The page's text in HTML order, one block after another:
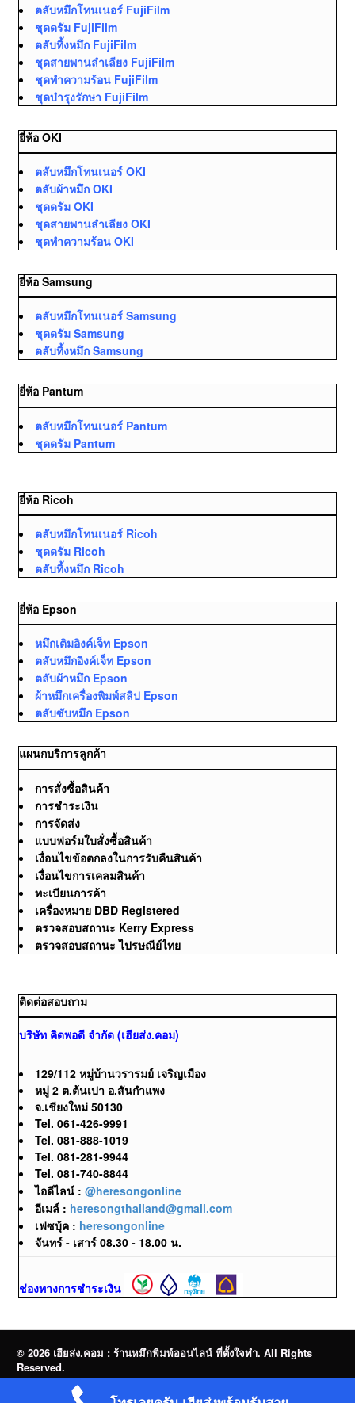
ตลับหมึกโทนเนอร์ FujiFilm
ชุดดรัม FujiFilm
ตลับทิ้งหมึก FujiFilm
ชุดสายพานลำเลียง FujiFilm
ชุดทำความร้อน FujiFilm
ชุดบำรุงรักษา FujiFilm
ยี่ห้อ OKI
ตลับหมึกโทนเนอร์ OKI
ตลับผ้าหมึก OKI
ชุดดรัม OKI
ชุดสายพานลำเลียง OKI
ชุดทำความร้อน OKI
ยี่ห้อ Samsung
ตลับหมึกโทนเนอร์ Samsung
ชุดดรัม Samsung
ตลับทิ้งหมึก Samsung
ยี่ห้อ Pantum
ตลับหมึกโทนเนอร์ Pantum
ชุดดรัม Pantum
ยี่ห้อ Ricoh
ตลับหมึกโทนเนอร์ Ricoh
ชุดดรัม Ricoh
ตลับทิ้งหมึก Ricoh
ยี่ห้อ Epson
หมึกเติมอิงค์เจ็ท Epson
ตลับหมึกอิงค์เจ็ท Epson
ตลับผ้าหมึก Epson
ผ้าหมึกเครื่องพิมพ์สลิป Epson
ตลับซับหมึก Epson
แผนกบริการลูกค้า
การสั่งซื้อสินค้า
การชำระเงิน
การจัดส่ง
แบบฟอร์มใบสั่งซื้อสินค้า
เงื่อนไขข้อตกลงในการรับคืนสินค้า
เงื่อนไขการเคลมสินค้า
ทะเบียนการค้า
เครื่องหมาย DBD Registered
ตรวจสอบสถานะ Kerry Express
ตรวจสอบสถานะ ไปรษณีย์ไทย
ติดต่อสอบถาม
บริษัท คิดพอดี จำกัด (เฮียส่ง.คอม)
129/112 หมู่บ้านวรารมย์ เจริญเมือง
หมู่ 2 ต.ต้นเปา อ.สันกำแพง
จ.เชียงใหม่ 50130
Tel. 061-426-9991
Tel. 081-888-1019
Tel. 081-281-9944
Tel. 081-740-8844
ไอดีไลน์ : @heresongonline
อีเมล์ : heresongthailand@gmail.com
เฟซบุ้ค : heresongonline
จันทร์ - เสาร์ 08.30 - 18.00 น.
ช่องทางการชำระเงิน
© 2026 เฮียส่ง.คอม : ร้านหมึกพิมพ์ออนไลน์ ที่ตั้งใจทำ. All Rights
Reserved.
จำหน่ายหมึกพิมพ์ออนไลน์ | Brother | Canon | Epson | HP | OKI |